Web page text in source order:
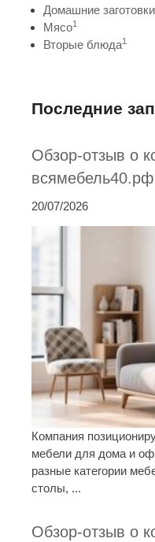
Домашние заготовки
Мясо1
Вторые блюда1
Последние
Обзор-отзыв о
всямебель40.рф
20/07/2026
Компания
мебели для дома и
разные категории
столы, ...
Обзор-отзыв о